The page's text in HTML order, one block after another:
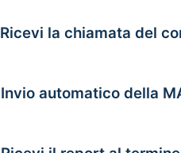
Ricevi la chiamata del
Invio automatico della